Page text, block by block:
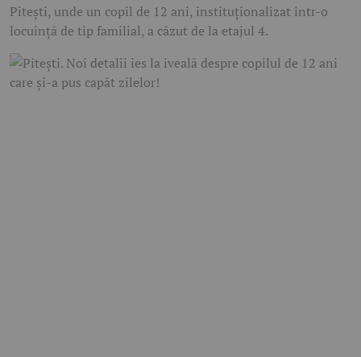
Pitești, unde un copil de 12 ani, instituționalizat într-o
locuință de tip familial, a căzut de la etajul 4.